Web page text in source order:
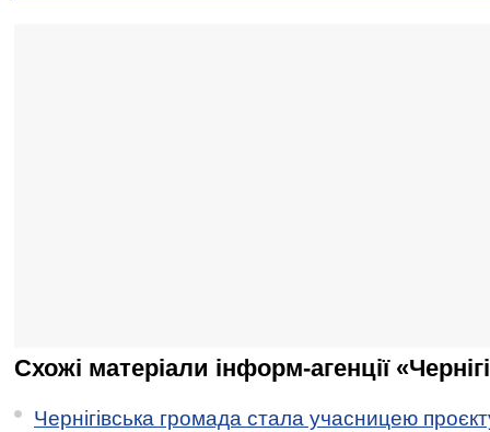
Схожі матеріали інформ-агенції
Чернігівська громада стала учасницею